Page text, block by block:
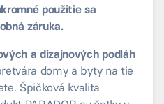
použitie sa
záruka.
a dizajnových podláh
domy a byty na tie
Špičková kvalita